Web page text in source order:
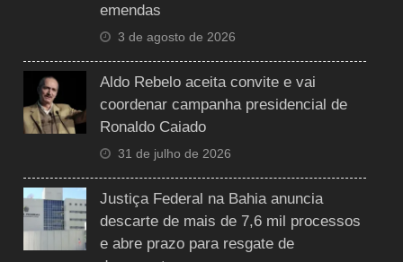
emendas
3 de agosto de 2026
Aldo Rebelo aceita convite e vai
coordenar campanha presidencial de
Ronaldo Caiado
31 de julho de 2026
Justiça Federal na Bahia anuncia
descarte de mais de 7,6 mil processos
e abre prazo para resgate de